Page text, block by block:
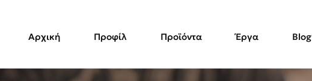
Αρχική Προφίλ Προϊόντα Έργα Blog